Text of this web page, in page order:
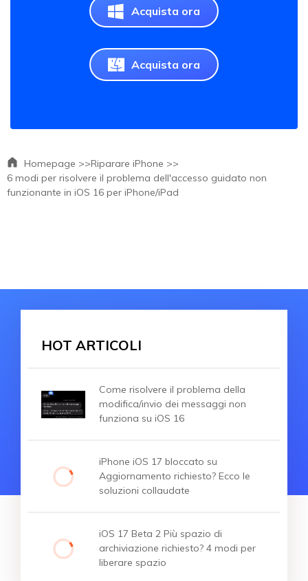
Acquista ora
Acquista ora
Homepage >>Riparare iPhone >>
6 modi per risolvere il problema dell'accesso guidato non
funzionante in iOS 16 per iPhone/iPad
HOT ARTICOLI
Come risolvere il problema della
modifica/invio dei messaggi non
funziona su iOS 16
iPhone iOS 17 bloccato su
Aggiornamento richiesto? Ecco le
soluzioni collaudate
iOS 17 Beta 2 Più spazio di
archiviazione richiesto? 4 modi per
liberare spazio